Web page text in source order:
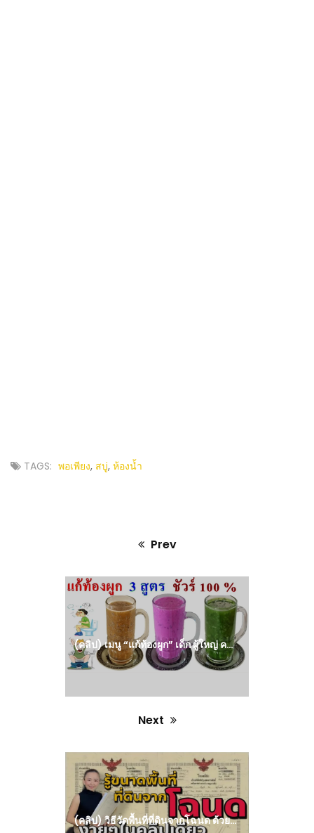
TAGS: พอเพียง, สบู่, ห้องน้ำ
Prev
(คลิป) เมนู “แก้ท้องผูก” เด็ก ผู้ใหญ่ คนชรา มีให้เลือก ตามอายุ ที่บ้านฉันไม่ต้องใช้ยาถ่าย
Next
Next
(คลิป) วิธีวัดพื้นที่ที่ดินจากโฉนด ด้วยไม้บรรทัดอันเดียว คำนวณหาพื้นที่ที่ดินจากโฉนด